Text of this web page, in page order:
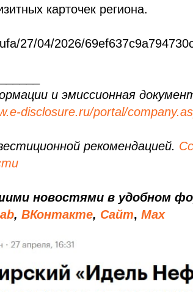
карточек региона.
27/04/2026/
и эмиссионная
disclosure.ru/portal/
рекомендацией.
новостями в удобном
, ВКонтакте, Сайт, Мах